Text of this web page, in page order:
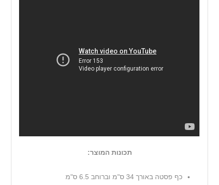
תכונות המוצר:
כף פסטה באורך 34 ס"מ וברוחב 6.5 ס"מ